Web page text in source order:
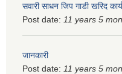
सवारी साधन जिप गाडी खरिद
Post date: 11 years 5
जानकारी
Post date: 11 years 5